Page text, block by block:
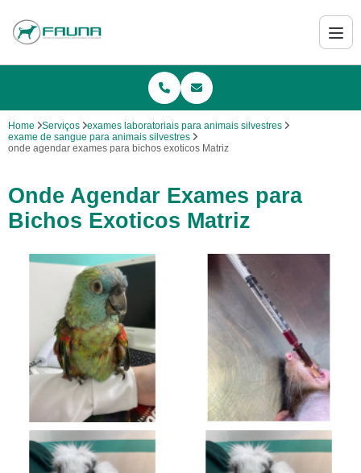
Home Serviços
exames laboratoriais para animais silvestres
exame de sangue para animais silvestres
onde agendar exames para bichos exoticos Matriz
Onde Agendar Exames para
Bichos Exoticos Matriz